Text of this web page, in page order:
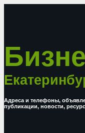
Адреса и телефоны,
публикации, новости,